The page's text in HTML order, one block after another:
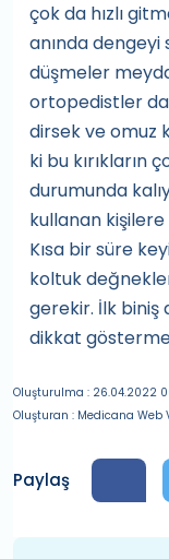
çok da hızlı
anında
düşmeler
ortopedistler
dirsek ve omuz
ki bu
durumunda
kullanan
Kısa bir süre
koltuk
gerekir. İlk biniş
dikkat
Oluşturulma : 26.04.2022
Oluşturan : Medicana Web
Paylaş